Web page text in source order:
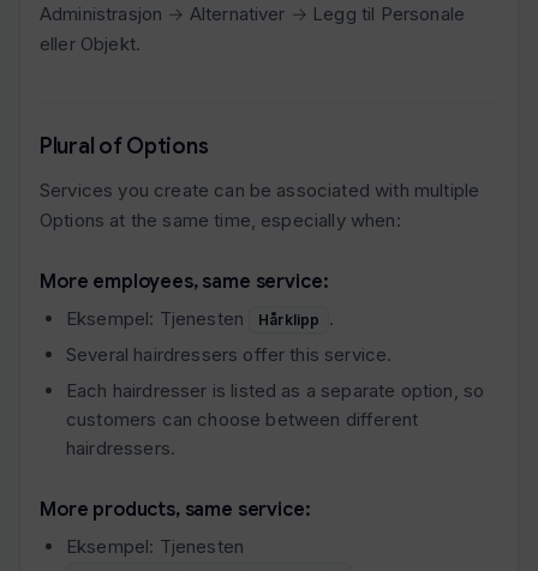
Administrasjon → Alternativer → Legg til Personale
eller Objekt.
Plural of Options
Services you create can be associated with multiple
Options at the same time, especially when:
More employees, same service:
Eksempel: Tjenesten Hårklipp
.
Several hairdressers offer this service.
Each hairdresser is listed as a separate option, so
customers can choose between different
hairdressers.
More products, same service:
Eksempel: Tjenesten